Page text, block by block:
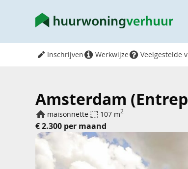
Inschrijven Werkwijze Veelgestelde
Amsterdam
maisonnette 107 m2
€ 2.300 per maand